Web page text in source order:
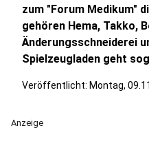
zum "Forum Medikum"
gehören Hema, Takko,
Änderungsschneiderei
Spielzeugladen geht
Veröffentlicht: Montag,
Anzeige